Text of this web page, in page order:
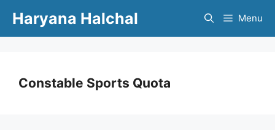
content
Haryana Halchal Menu
Constable Sports Quota